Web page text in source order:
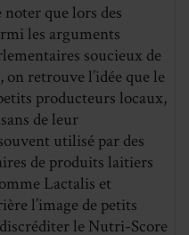
que lors des
les arguments
soucieux de
retrouve l’idée que le
producteurs locaux,
de leur
utilisé par des
de produits laitiers
Lactalis et
l’image de petits
le Nutri-Score